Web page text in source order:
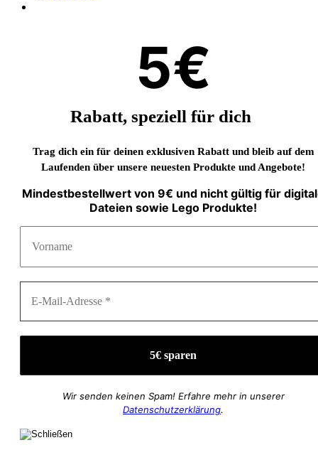
5€
Rabatt, speziell für dich
Trag dich ein für deinen exklusiven Rabatt und bleib auf dem
Laufenden über unsere neuesten Produkte und Angebote!
Mindestbestellwert von 9€ und nicht gültig für
Dateien sowie Lego Produkte!
Wir senden keinen Spam! Erfahre mehr in unserer
Datenschutzerklärung.